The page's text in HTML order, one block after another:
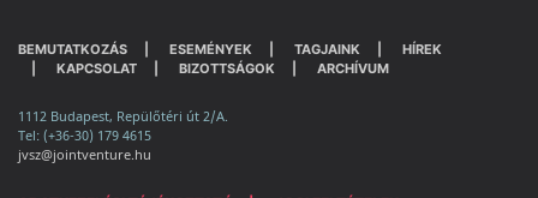
BEMUTATKOZÁS ESEMÉNYEK TAGJAINK
HÍREK
KAPCSOLAT
BIZOTTSÁGOK ARCHÍVUM
1112 Budapest, Repülőtéri út 2/A.
Tel: (+36-30) 179 4615
jvsz@jointventure.hu